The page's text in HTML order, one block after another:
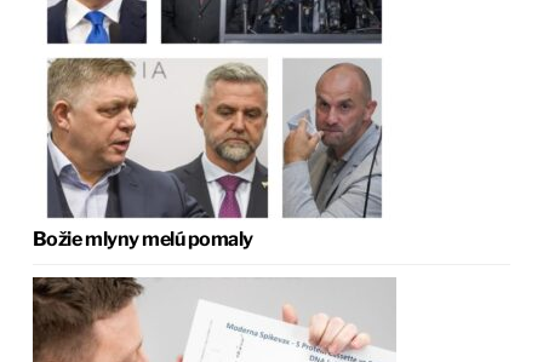
Božie mlyny melú pomaly